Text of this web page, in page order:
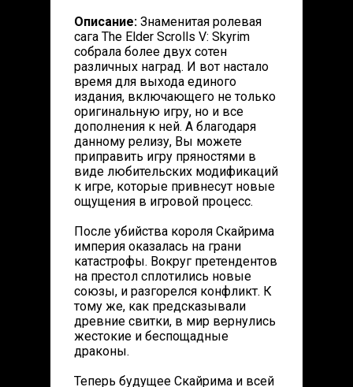
Описание: Знаменитая ролевая
сага The Elder Scrolls V: Skyrim
собрала более двух сотен
различных наград. И вот настало
время для выхода единого
издания, включающего не только
оригинальную игру, но и все
дополнения к ней. А благодаря
данному релизу, Вы можете
приправить игру пряностями в
виде любительских модификаций
к игре, которые привнесут новые
ощущения в игровой процесс.
После убийства короля Скайрима
империя оказалась на грани
катастрофы. Вокруг претендентов
на престол сплотились новые
союзы, и разгорелся конфликт. К
тому же, как предсказывали
древние свитки, в мир вернулись
жестокие и беспощадные
драконы.
Теперь будущее Скайрима и всей